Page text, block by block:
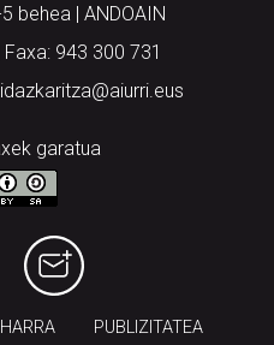
behea | ANDOAIN
943 300 731
garatua
PUBLIZITATEA